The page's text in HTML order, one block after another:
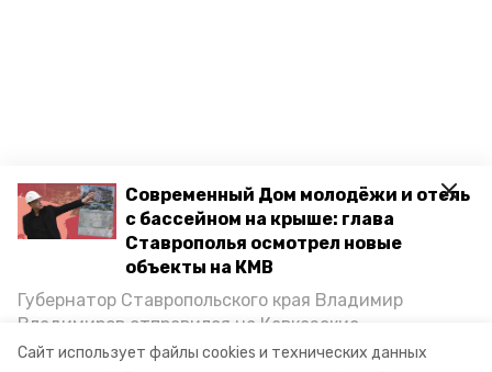
Сайт использует файлы cookies и технических данных
Современный Дом молодёжи и отель
с бассейном на крыше: глава
Ставрополья осмотрел новые
объекты на КМВ
Губернатор Ставропольского края Владимир
Владимиров отправился на Кавказские
Минеральные Воды, чтобы проинспектировать